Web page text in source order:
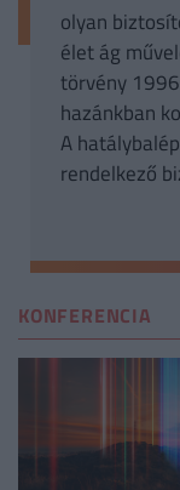
olyan
élet ág
törvény
hazánkban
A
rendelkező
KONFERENCIA